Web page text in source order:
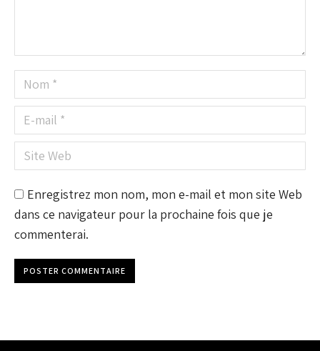
Nom *
E-mail *
Site Web
Enregistrez mon nom, mon e-mail et mon site Web
dans ce navigateur pour la prochaine fois que je
commenterai.
POSTER COMMENTAIRE